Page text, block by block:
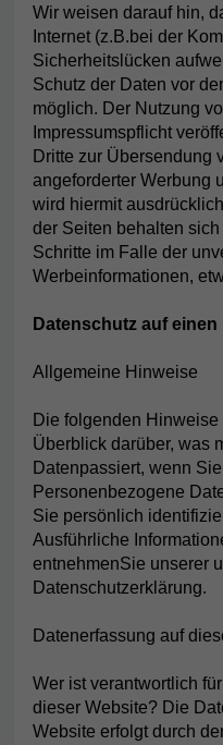
Wir weisen darauf hin,
Internet (z.B.bei der
Sicherheitslücken
Schutz der Daten vor
möglich. Der Nutzung
Impressumspflicht
Dritte zur Übersendung
angeforderter Werbung
wird hiermit
der Seiten behalten
Schritte im Falle der
Werbeinformationen,
Datenschutz auf einen
Allgemeine Hinweise
Die folgenden
Überblick darüber, was
Datenpassiert, wenn
Personenbezogene
Sie persönlich
Ausführliche
entnehmenSie unserer
Datenschutzerklärung.
Datenerfassung auf
Wer ist verantwortlich
dieser Website? Die
Website erfolgt durch